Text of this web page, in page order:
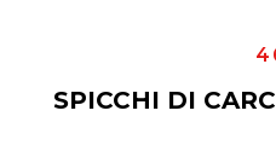
SPICCHI DI